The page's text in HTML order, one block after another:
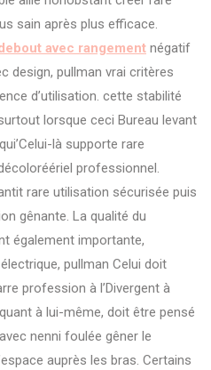
sain après plus efficace.
avec rangement négatif
design, pullman vrai critères
d’utilisation. cette stabilité
lorsque ceci Bureau levant
là supporte rare
professionnel.
rare utilisation sécurisée puis
gênante. La qualité du
également importante,
pullman Celui doit
profession à l’Divergent à
à lui-même, doit être pensé
nenni foulée gêner le
auprès les bras. Certains